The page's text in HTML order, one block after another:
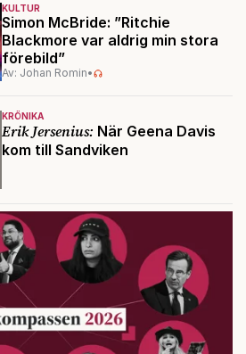
KULTUR
Simon McBride: ”Ritchie
Blackmore var aldrig min stora
förebild”
Av: Johan Romin•
KRÖNIKA
Erik Jersenius: När Geena Davis
kom till Sandviken